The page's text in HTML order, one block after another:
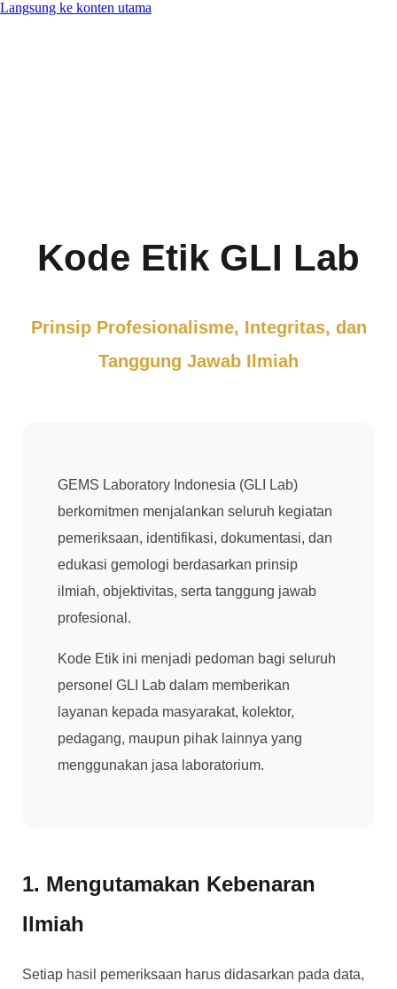
Langsung ke konten utama
Kode Etik GLI Lab
Prinsip Profesionalisme, Integritas, dan
Tanggung Jawab Ilmiah
GEMS Laboratory Indonesia (GLI Lab)
berkomitmen menjalankan seluruh kegiatan
pemeriksaan, identifikasi, dokumentasi, dan
edukasi gemologi berdasarkan prinsip
ilmiah, objektivitas, serta tanggung jawab
profesional.
Kode Etik ini menjadi pedoman bagi seluruh
personel GLI Lab dalam memberikan
layanan kepada masyarakat, kolektor,
pedagang, maupun pihak lainnya yang
menggunakan jasa laboratorium.
1. Mengutamakan Kebenaran
Ilmiah
Setiap hasil pemeriksaan harus didasarkan pada data,